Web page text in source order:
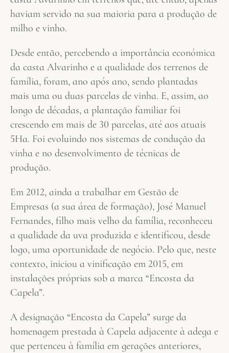
haviam servido na sua maioria para a produção de
milho e vinho.
Desde então, percebendo a importância económica
da casta Alvarinho e a qualidade dos terrenos de
família, foram, ano após ano, sendo plantadas
mais uma ou duas parcelas de vinha. E, assim, ao
longo de décadas, a plantação familiar foi
crescendo em mais de 30 parcelas, até aos atuais
5Ha. Foi evoluindo nos sistemas de condução da
vinha e no desenvolvimento de técnicas de
produção.
Em 2012, ainda a trabalhar em Gestão de
Empresas (a sua área de formação), José Manuel
Fernandes, filho mais velho da família, reconheceu
a qualidade da uva produzida e identificou, desde
logo, uma oportunidade de negócio. Pelo que, neste
contexto, iniciou a vinificação em 2015, em
instalações próprias sob a marca “Encosta da
Capela”.
A designação “Encosta da Capela” surge da
homenagem prestada à Capela adjacente à adega e
que pertenceu à família em gerações anteriores,